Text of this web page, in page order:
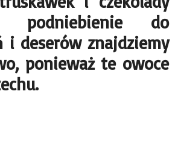
podniebienie do
i deserów znajdziemy
ponieważ te owoce